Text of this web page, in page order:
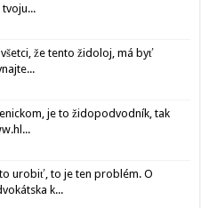
že tento židoloj, má byť
je to židopodvodník, tak
urobiť, to je ten problém. O
k...